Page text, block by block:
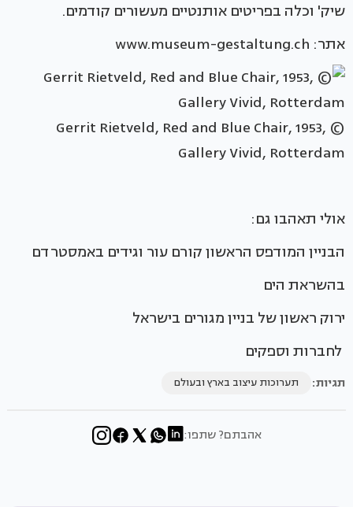
שיק' וכלה בפריטים אותנטיים מעשורים קודמים.
אתר: www.museum-gestaltung.ch
Gerrit Rietveld, Red and Blue Chair, 1953, ©
Gallery Vivid, Rotterdam
אולי תאהבו גם:
הבניין המודפס הראשון קורם עור וגידים באמסטרדם
בהשראת הים
ירוק ראשון של בניין מגורים בישראל
לחברות וספקים
תגיות: תערוכות עיצוב בארץ ובעולם
אהבתם? שתפו: